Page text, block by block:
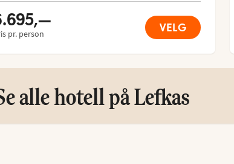
pr. person VELG
alle hotell på Lefkas